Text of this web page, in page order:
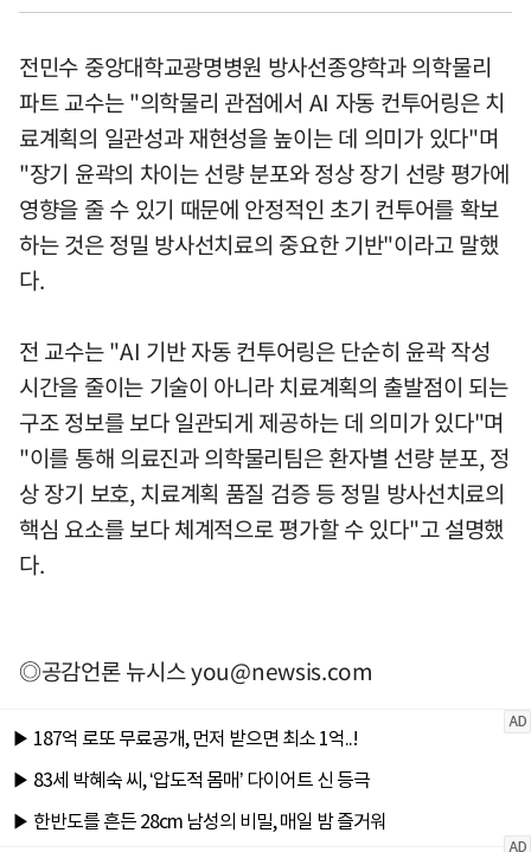
전민수 중앙대학교광명병원 방사선종양학과 의학물리
파트 교수는 "의학물리 관점에서 AI 자동 컨투어링은 치
료계획의 일관성과 재현성을 높이는 데 의미가 있다"며
"장기 윤곽의 차이는 선량 분포와 정상 장기 선량 평가에
영향을 줄 수 있기 때문에 안정적인 초기 컨투어를 확보
하는 것은 정밀 방사선치료의 중요한 기반"이라고 말했
다.
전 교수는 "AI 기반 자동 컨투어링은 단순히 윤곽 작성
시간을 줄이는 기술이 아니라 치료계획의 출발점이 되는
구조 정보를 보다 일관되게 제공하는 데 의미가 있다"며
"이를 통해 의료진과 의학물리팀은 환자별 선량 분포, 정
상 장기 보호, 치료계획 품질 검증 등 정밀 방사선치료의
핵심 요소를 보다 체계적으로 평가할 수 있다"고 설명했
다.
◎공감언론 뉴시스you@newsis.com